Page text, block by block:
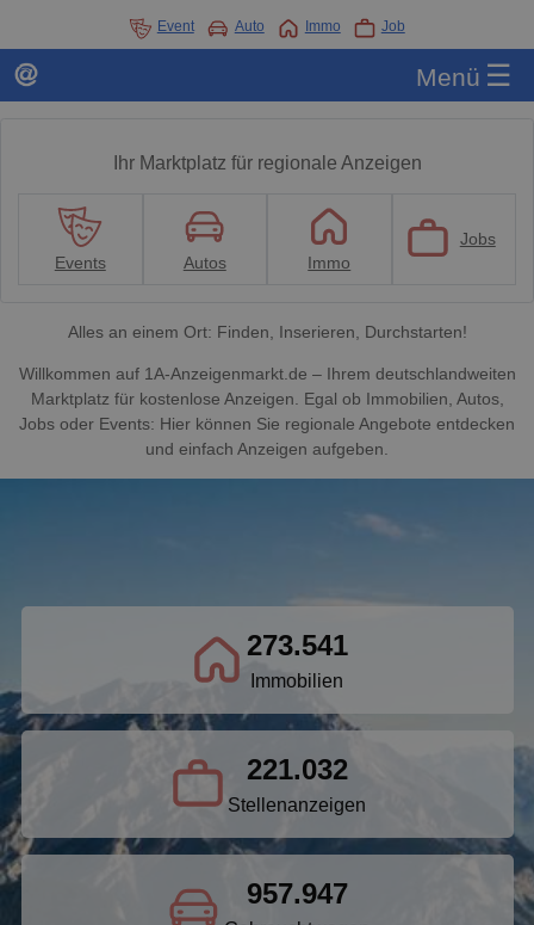
Event Auto Immo Job
Menü ☰
Ihr Marktplatz für regionale Anzeigen
Events Autos Immo
Jobs
Alles an einem Ort: Finden, Inserieren, Durchstarten!
Willkommen auf 1A-Anzeigenmarkt.de – Ihrem deutschlandweiten
Marktplatz für kostenlose Anzeigen. Egal ob Immobilien, Autos,
Jobs oder Events: Hier können Sie regionale Angebote entdecken
und einfach Anzeigen aufgeben.
273.541
Immobilien
221.032
Stellenanzeigen
957.947